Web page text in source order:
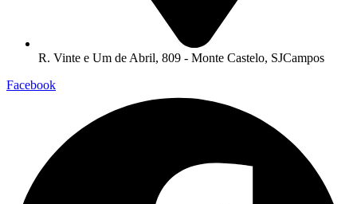
R. Vinte e Um de Abril, 809 - Monte Castelo, SJCampos
Facebook